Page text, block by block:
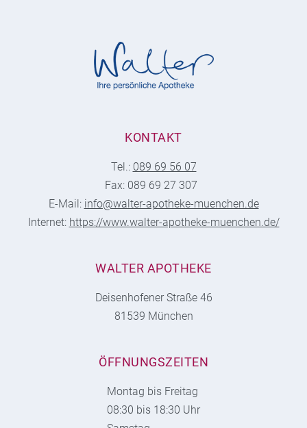
KONTAKT
Tel.: 089 69 56 07
Fax: 089 69 27 307
E-Mail: info@walter-apotheke-muenchen.de
Internet: https://www.walter-apotheke-muenchen.de/
WALTER APOTHEKE
Deisenhofener Straße 46
81539 München
ÖFFNUNGSZEITEN
Montag bis Freitag
08:30 bis 18:30 Uhr